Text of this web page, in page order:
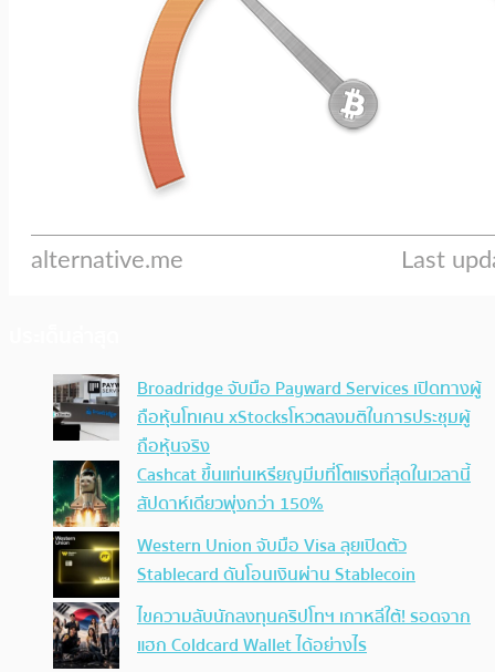
Broadridge จับมือ Payward Services เปิดทางผู้
ถือหุ้นโทเคน xStocksโหวตลงมติในการประชุมผู้
ถือหุ้นจริง
Cashcat ขึ้นแท่นเหรียญมีมที่โตแรงที่สุดในเวลานี้
สัปดาห์เดียวพุ่งกว่า 150%
Western Union จับมือ Visa ลุยเปิดตัว
Stablecard ดันโอนเงินผ่าน Stablecoin
ไขความลับนักลงทุนคริปโทฯ เกาหลีใต้! รอดจาก
แฮก Coldcard Wallet ได้อย่างไร